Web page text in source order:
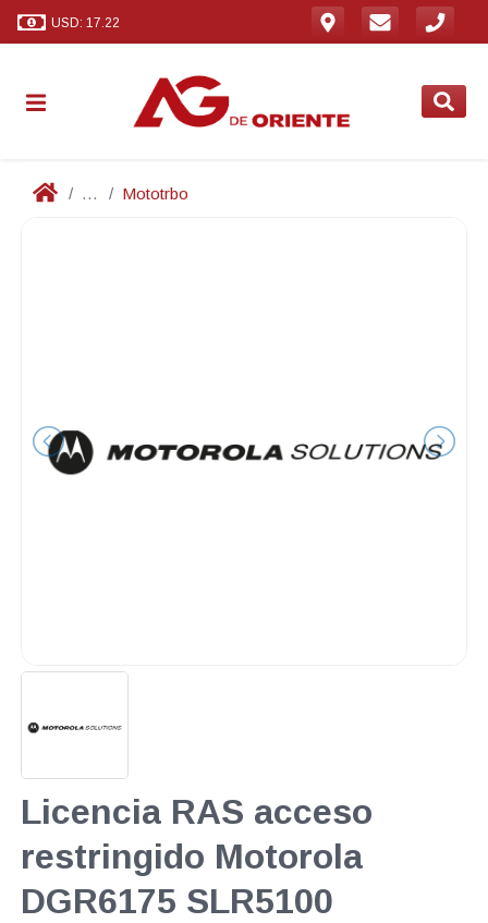
USD: 17.22
... Mototrbo
Licencia RAS acceso
restringido Motorola
DGR6175 SLR5100